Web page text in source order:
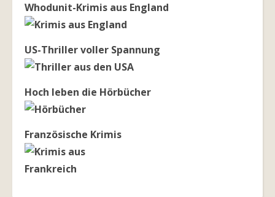
Whodunit-Krimis aus England
US-Thriller voller Spannung
Hoch leben die Hörbücher
Französische Krimis